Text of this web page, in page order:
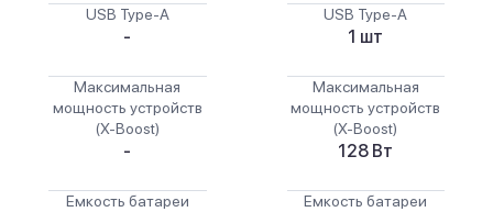
USB Type-A
-
Максимальная
мощность устройств
(X-Boost)
-
Емкость батареи
USB Type-A
1 шт
Максимальная
мощность устройств
(X-Boost)
128 Вт
Емкость батареи